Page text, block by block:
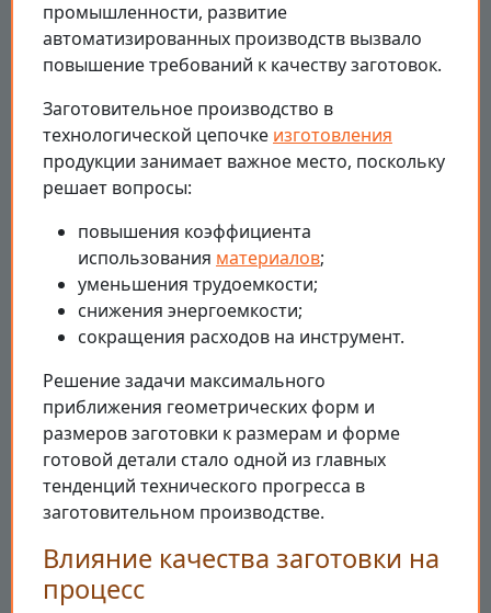
промышленности, развитие
автоматизированных производств вызвало
повышение требований к качеству заготовок.
Заготовительное производство в
технологической цепочке изготовления
продукции занимает важное место, поскольку
решает вопросы:
повышения коэффициента
использования материалов;
уменьшения трудоемкости;
снижения энергоемкости;
сокращения расходов на инструмент.
Решение задачи максимального
приближения геометрических форм и
размеров заготовки к размерам и форме
готовой детали стало одной из главных
тенденций технического прогресса в
заготовительном производстве.
Влияние качества заготовки на
процесс